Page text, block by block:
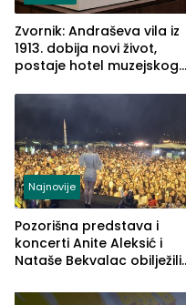
Zvornik: Andraševa vila iz
1913. dobija novi život,
postaje hotel muzejskog
Najnovije
Pozorišna predstava i
koncerti Anite Aleksić i
Nataše Bekvalac obilježili
ljeta (FOTO)